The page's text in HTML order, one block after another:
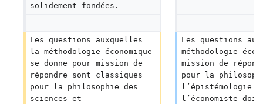
solidement fondées.
Les questions auxquelles
la méthodologie économique
se donne pour mission de
répondre sont classiques
pour la philosophie des
sciences et
Les questions
méthodologie
mission de
pour la
l’économiste